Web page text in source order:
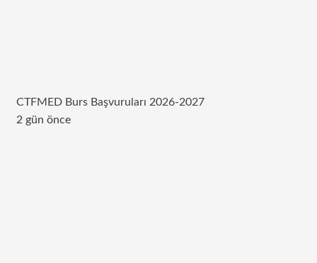
CTFMED Burs Başvuruları 2026-2027
2 gün önce